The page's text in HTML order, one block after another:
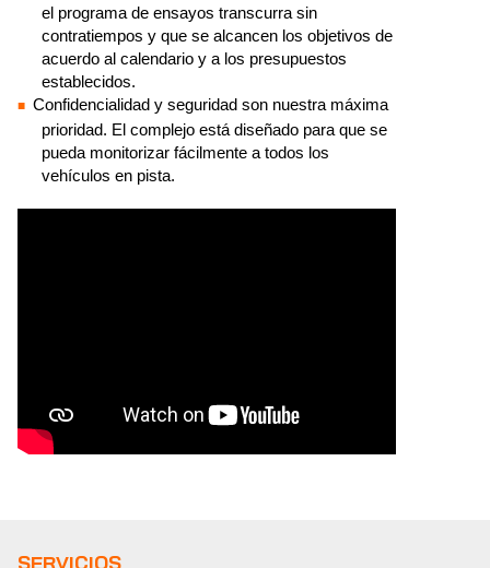
el programa de ensayos transcurra sin
contratiempos y que se alcancen los objetivos de
acuerdo al calendario y a los presupuestos
establecidos.
Confidencialidad y seguridad son nuestra máxima
prioridad. El complejo está diseñado para que se
pueda monitorizar fácilmente a todos los
vehículos en pista.
SERVICIOS